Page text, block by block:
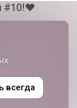
#10!❤
всегда